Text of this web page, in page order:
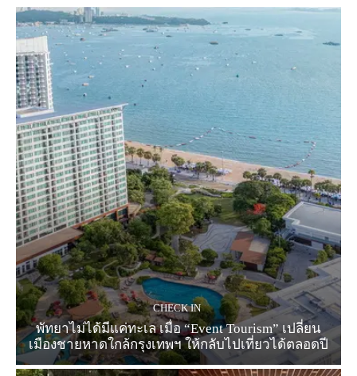
CHECK IN
พัทยาไม่ได้มีแค่ทะเล เมื่อ “Event Tourism” เปลี่ยน
เมืองชายหาดใกล้กรุงเทพฯ ให้กลับไปเที่ยวได้ตลอดปี